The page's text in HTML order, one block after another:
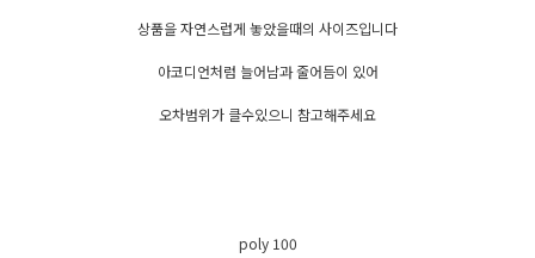
상품을 자연스럽게 놓았을때의 사이즈입니다
아코디언처럼 늘어남과 줄어듬이 있어
오차범위가 클수있으니 참고해주세요
poly 100